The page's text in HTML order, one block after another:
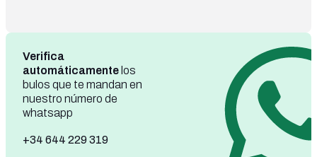
Verifica
automáticamente los
bulos que te mandan en
nuestro número de
whatsapp
+34 644 229 319